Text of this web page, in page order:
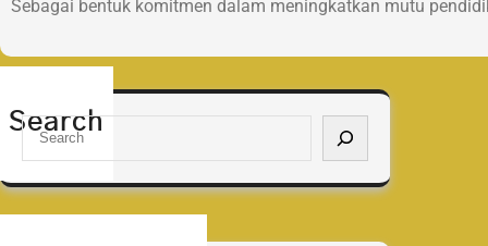
Sebagai bentuk komitmen dalam meningkatkan mutu
Search
S
a